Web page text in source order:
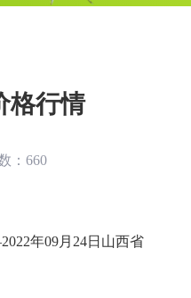
格行情
：660
年09月24日山西省